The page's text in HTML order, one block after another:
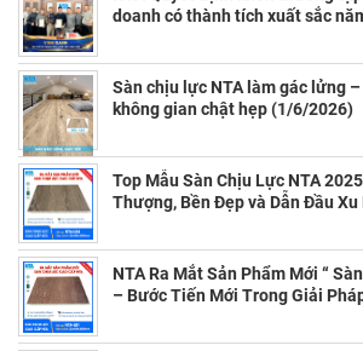
doanh có thành tích xuất sắc
Sàn chịu lực NTA làm gác lửng
không gian chật hẹp (1/6/2026)
Top Mẫu Sàn Chịu Lực NTA
Thượng, Bền Đẹp và Dẫn Đầu
NTA Ra Mắt Sản Phẩm Mới “
– Bước Tiến Mới Trong Giải